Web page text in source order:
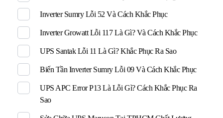
Inverter Sumry Lỗi 52 Và Cách Khắc Phục
Inverter Growatt Lỗi 117 Là Gì? Và Cách Khắc Phục
UPS Santak Lỗi 11 Là Gì? Khắc Phục Ra Sao
Biến Tần Inverter Sumry Lỗi 09 Và Cách Khắc Phục
UPS APC Error P13 Là Lỗi Gì? Cách Khắc Phục Ra
Sao